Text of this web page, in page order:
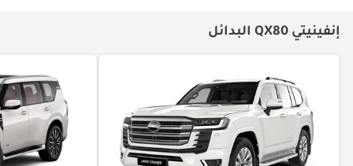
إنفينيتي QX80 البدائل